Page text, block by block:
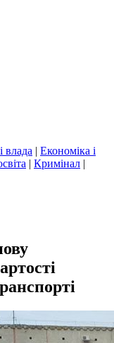
влада | Економіка і
| Кримінал |